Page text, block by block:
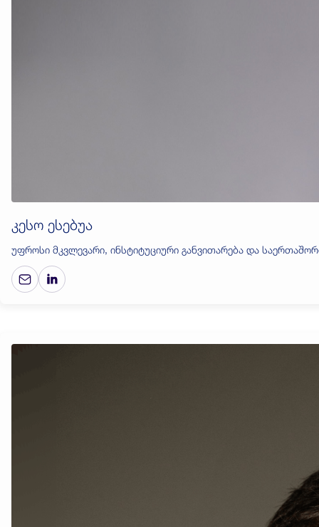
კესო ესებუა
უფროსი მკვლევარი, ინსტიტუციური განვითარება და